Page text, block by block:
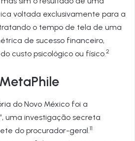
voltada exclusivamente para a
o tempo de tela de uma
de sucesso financeiro,
custo psicológico ou físico.2
do Novo México foi a
uma investigação secreta
do procurador-geral. 11